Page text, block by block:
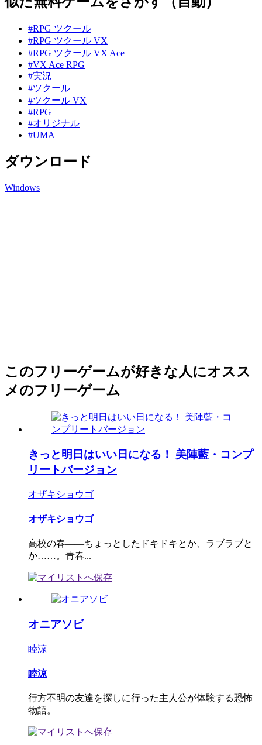
#RPG ツクール
#RPG ツクール VX
#RPG ツクール VX Ace
#VX Ace RPG
#実況
#ツクール
#ツクール VX
#RPG
#オリジナル
#UMA
ダウンロード
Windows
このフリーゲームが好きな人にオスス
メのフリーゲーム
きっと明日はいい日になる！ 美陣藍・コンプ
リートバージョン
オザキショウゴ
オザキショウゴ
高校の春――ちょっとしたドキドキとか、ラブラブと
か……。青春...
オニアソビ
睦涼
睦涼
行方不明の友達を探しに行った主人公が体験する恐怖
物語。